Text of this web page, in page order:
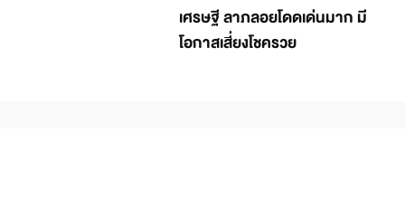
เศรษฐี ลาภลอยโดดเด่นมาก มี
โอกาสเสี่ยงโชครวย